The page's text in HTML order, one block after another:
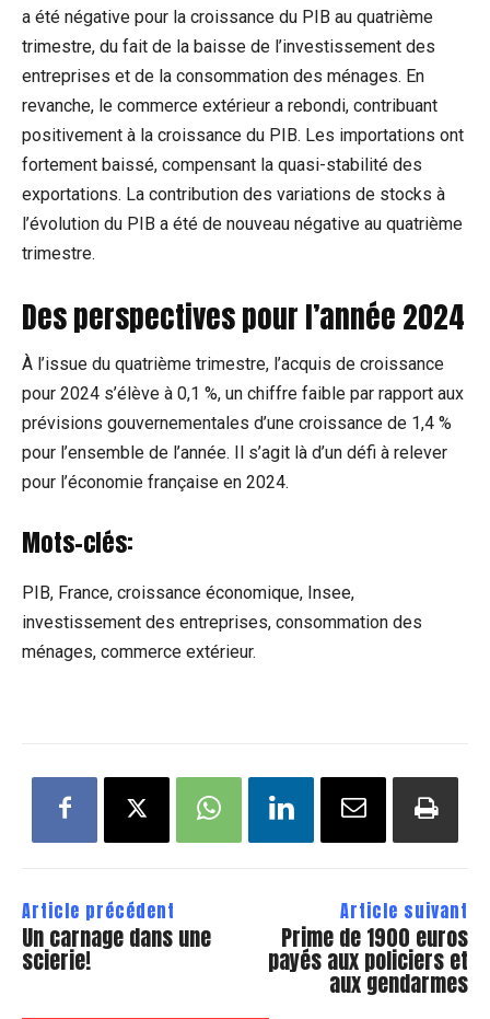
a été négative pour la croissance du PIB au quatrième
trimestre, du fait de la baisse de l’investissement des
entreprises et de la consommation des ménages. En
revanche, le commerce extérieur a rebondi, contribuant
positivement à la croissance du PIB. Les importations ont
fortement baissé, compensant la quasi-stabilité des
exportations. La contribution des variations de stocks à
l’évolution du PIB a été de nouveau négative au quatrième
trimestre.
Des perspectives pour l’année 2024
À l’issue du quatrième trimestre, l’acquis de croissance
pour 2024 s’élève à 0,1 %, un chiffre faible par rapport aux
prévisions gouvernementales d’une croissance de 1,4 %
pour l’ensemble de l’année. Il s’agit là d’un défi à relever
pour l’économie française en 2024.
Mots-clés:
PIB, France, croissance économique, Insee,
investissement des entreprises, consommation des
ménages, commerce extérieur.
Article précédent
Un carnage dans une
scierie!
Article suivant
Prime de 1900 euros
payés aux policiers et
aux gendarmes